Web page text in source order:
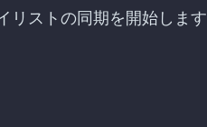
リストの同期を開始します